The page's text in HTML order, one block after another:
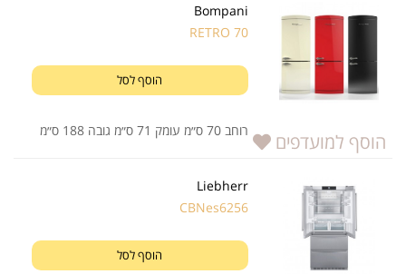
הוסף למועדפים
Bompani
RETRO 70
הוסף לסל
רוחב 70 ס״מ עומק 71 ס״מ גובה 188 ס״מ
Liebherr
CBNes6256
הוסף לסל